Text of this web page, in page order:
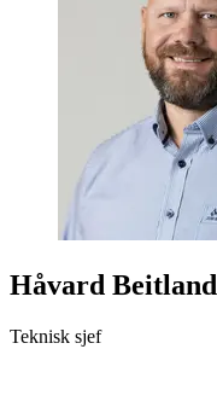
Håvard Beitland
Teknisk sjef